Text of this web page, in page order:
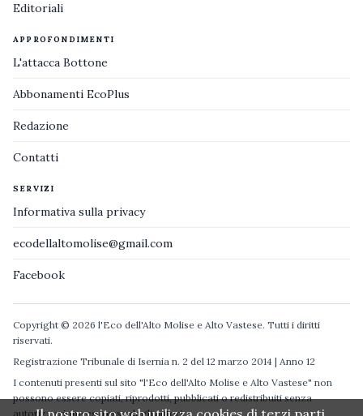
Editoriali
APPROFONDIMENTI
L'attacca Bottone
Abbonamenti EcoPlus
Redazione
Contatti
SERVIZI
Informativa sulla privacy
ecodellaltomolise@gmail.com
Facebook
Copyright © 2026 l'Eco dell'Alto Molise e Alto Vastese. Tutti i diritti
riservati.
Registrazione Tribunale di Isernia n. 2 del 12 marzo 2014 | Anno 12
I contenuti presenti sul sito "l'Eco dell'Alto Molise e Alto Vastese" non
possono essere copiati, riprodotti, pubblicati o redistribuiti senza
autorizzazione espressa degli autori.